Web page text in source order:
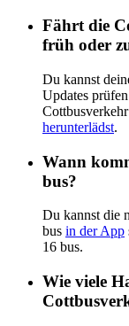
Fährt die
früh oder
Du kannst
Updates
herunterlädst.
Wann
bus?
Du kannst die
bus in der App
16 bus.
Wie viele